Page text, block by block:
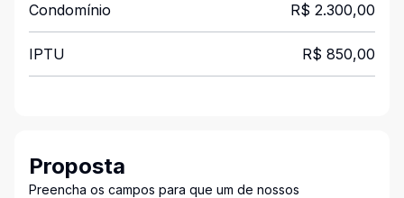
Condomínio R$ 2.300,00
IPTU R$ 850,00
Proposta
Preencha os campos para que um de nossos